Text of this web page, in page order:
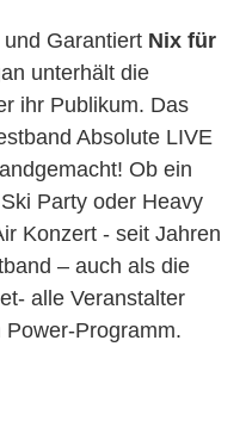
und Garantiert Nix für
unterhält die
ihr Publikum. Das
Absolute LIVE
Ob ein
Party oder Heavy
Konzert - seit Jahren
– auch als die
alle Veranstalter
Programm.